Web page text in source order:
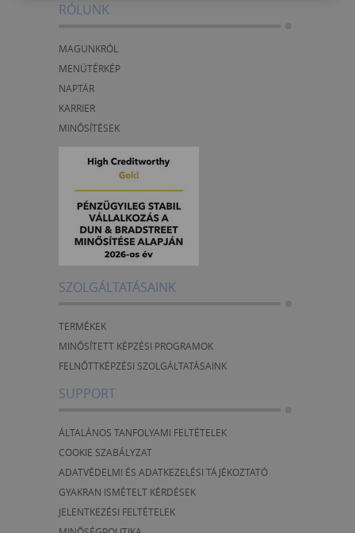
RÓLUNK
MAGUNKRÓL
MENÜTÉRKÉP
NAPTÁR
KARRIER
MINŐSÍTÉSEK
SZOLGÁLTATÁSAINK
TERMÉKEK
MINŐSÍTETT KÉPZÉSI PROGRAMOK
FELNŐTTKÉPZÉSI SZOLGÁLTATÁSAINK
SUPPORT
ÁLTALÁNOS TANFOLYAMI FELTÉTELEK
COOKIE SZABÁLYZAT
ADATVÉDELMI ÉS ADATKEZELÉSI TÁJÉKOZTATÓ
GYAKRAN ISMÉTELT KÉRDÉSEK
JELENTKEZÉSI FELTÉTELEK